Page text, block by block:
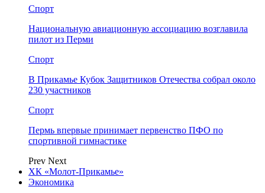
Спорт
Национальную авиационную ассоциацию возглавила
пилот из Перми
Спорт
В Прикамье Кубок Защитников Отечества собрал около
230 участников
Спорт
Пермь впервые принимает первенство ПФО по
спортивной гимнастике
Prev Next
ХК «Молот-Прикамье»
Экономика